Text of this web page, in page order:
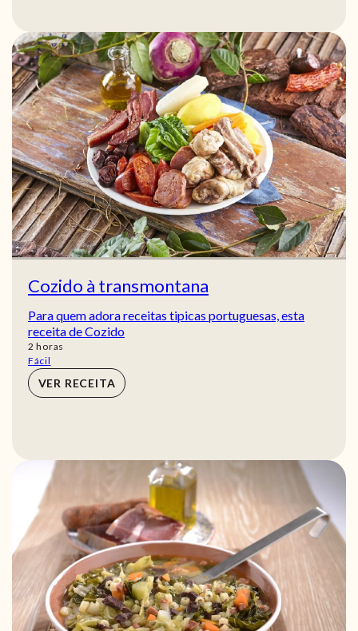
Cozido à transmontana
Para quem adora receitas tipicas portuguesas, esta
receita de Cozido
2 horas
horas
Fácil
VER RECEITA